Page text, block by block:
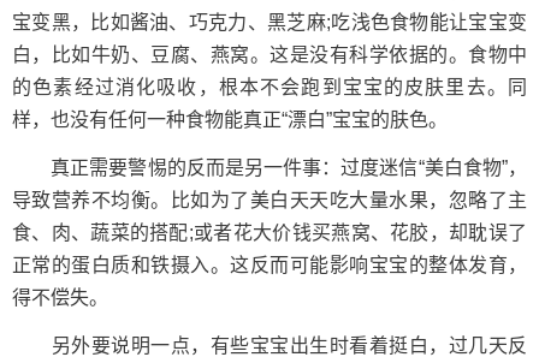
宝变黑，比如酱油、巧克力、黑芝麻;吃浅色食物能让宝宝变
白，比如牛奶、豆腐、燕窝。这是没有科学依据的。食物中
的色素经过消化吸收，根本不会跑到宝宝的皮肤里去。同
样，也没有任何一种食物能真正“漂白”宝宝的肤色。
真正需要警惕的反而是另一件事：过度迷信“美白食物”，
导致营养不均衡。比如为了美白天天吃大量水果，忽略了主
食、肉、蔬菜的搭配;或者花大价钱买燕窝、花胶，却耽误了
正常的蛋白质和铁摄入。这反而可能影响宝宝的整体发育，
得不偿失。
另外要说明一点，有些宝宝出生时看着挺白，过几天反